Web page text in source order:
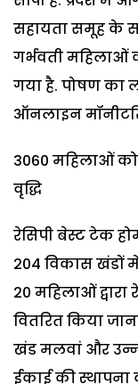
सहायता समूह के
गर्भवती महिलाओं
गया है. पोषण का
ऑनलाइन
3060 महिलाओं
वृद्धि
रेसिपी बेस्ट टेक
204 विकास खंडों
20 महिलाओं
वितरित किया
खंड मलवां और
ईकाई की